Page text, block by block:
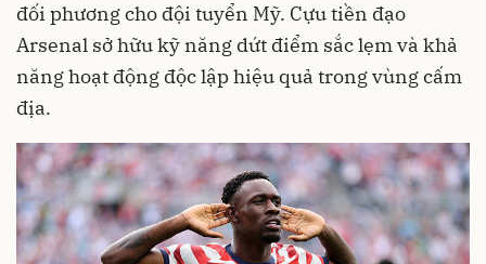
đối phương cho đội tuyển Mỹ. Cựu tiền đạo
Arsenal sở hữu kỹ năng dứt điểm sắc lẹm và khả
năng hoạt động độc lập hiệu quả trong vùng cấm
địa.